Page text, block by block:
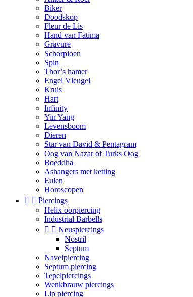
Biker
Doodskop
Fleur de Lis
Hand van Fatima
Gravure
Schorpioen
Spin
Thor’s hamer
Engel Vleugel
Kruis
Hart
Infinity
Yin Yang
Levensboom
Dieren
Star van David & Pentagram
Oog van Nazar of Turks Oog
Boeddha
Ashangers met ketting
Eulen
Horoscopen
  Piercings
Helix oorpiercing
Industrial Barbells
  Neuspiercings
Nostril
Septum
Navelpiercing
Septum piercing
Tepelpiercings
Wenkbrauw piercings
Lip piercing